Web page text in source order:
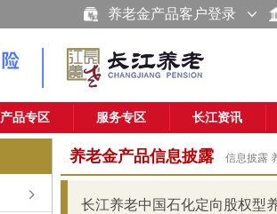
养老金产品客户登录
产品专区 服务专区 长江资讯
养老金产品信息披露 信息披露
长江养老中国石化定向股权型